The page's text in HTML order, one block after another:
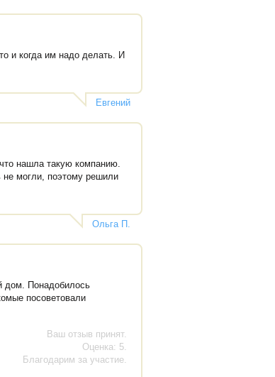
и когда им надо делать. И
Евгений
нашла такую компанию.
могли, поэтому решили
Ольга П.
дом. Понадобилось
посоветовали
Ваш отзыв принят.
Оценка: 5.
Благодарим за участие.